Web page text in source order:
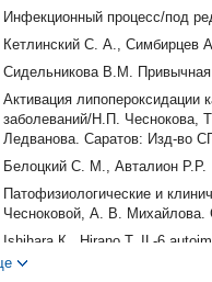
Инфекционный процесс/под
Кетлинский С. А., Симбирцев
Сидельникова В.М.
Активация липопероксидации
заболеваний/Н.П.
Ледванова. Саратов: Изд-во
Белоцкий С. М., Авталион
Патофизиологические и
Чесноковой, А. В. Михайлова.
Ishihara К., Hirano Т. IL-6
2002. Vol. 13. P. 357-368